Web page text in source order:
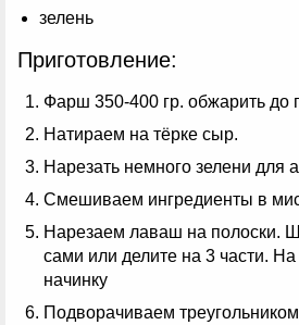
зелень
Приготовление:
Фарш 350-400 гр. обжарить до
Натираем на тёрке сыр.
Нарезать немного зелени для
Смешиваем ингредиенты в
Нарезаем лаваш на полоски.
сами или делите на 3 части.
начинку
Подворачиваем